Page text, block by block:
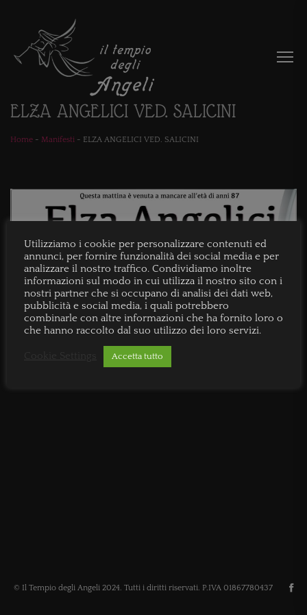
ELZA ANGELICI VED. SALICINI
Home - Manifesti - ELZA ANGELICI VED. SALICINI
© Il Tempio degli Angeli 2024. Tutti i diritti riservati. P.IVA 01867780437
Utilizziamo i cookie per personalizzare contenuti ed
annunci, per fornire funzionalità dei social media e per
analizzare il nostro traffico. Condividiamo inoltre
informazioni sul modo in cui utilizza il nostro sito con i
nostri partner che si occupano di analisi dei dati web,
pubblicità e social media, i quali potrebbero
combinarle con altre informazioni che ha fornito loro o
che hanno raccolto dal suo utilizzo dei loro servizi.
Accetta tutto